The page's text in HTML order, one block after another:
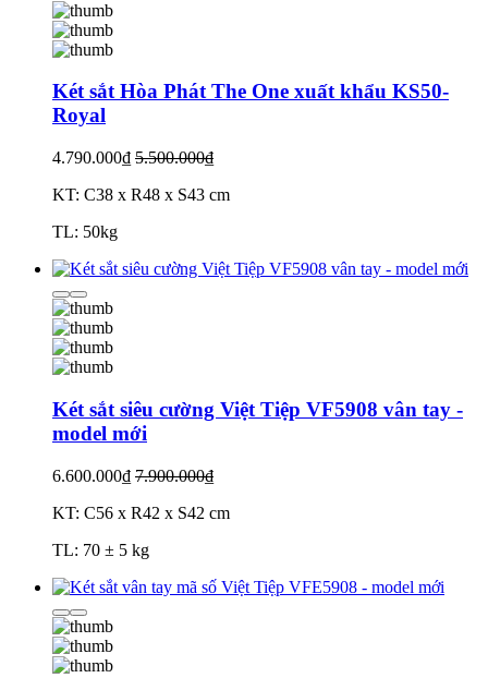
Két sắt Hòa Phát The One xuất khẩu KS50-
Royal
4.790.000₫ 5.500.000₫
KT: C38 x R48 x S43 cm
TL: 50kg
Két sắt siêu cường Việt Tiệp VF5908 vân tay -
model mới
6.600.000₫ 7.900.000₫
KT: C56 x R42 x S42 cm
TL: 70 ± 5 kg